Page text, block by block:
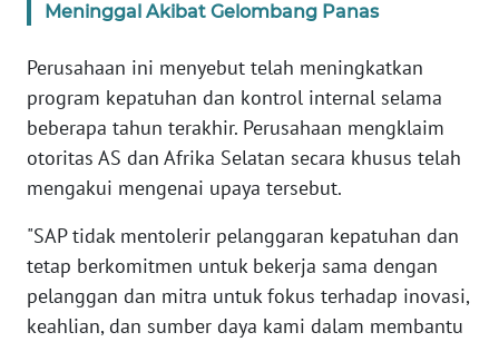
Meninggal Akibat Gelombang Panas
Perusahaan ini menyebut telah meningkatkan
program kepatuhan dan kontrol internal selama
beberapa tahun terakhir. Perusahaan mengklaim
otoritas AS dan Afrika Selatan secara khusus telah
mengakui mengenai upaya tersebut.
"SAP tidak mentolerir pelanggaran kepatuhan dan
tetap berkomitmen untuk bekerja sama dengan
pelanggan dan mitra untuk fokus terhadap inovasi,
keahlian, dan sumber daya kami dalam membantu
WN
WN
JABAR
WN
WN
NTT